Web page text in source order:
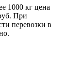
1000 кг цена
При
перевозки в